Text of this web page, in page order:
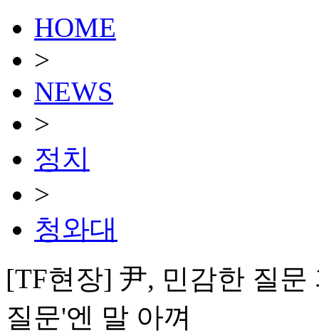
HOME
>
NEWS
>
정치
>
청와대
[TF현장] 尹, 민감한 질
질문'엔 말 아껴